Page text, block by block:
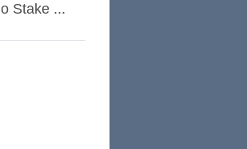
Stake ...